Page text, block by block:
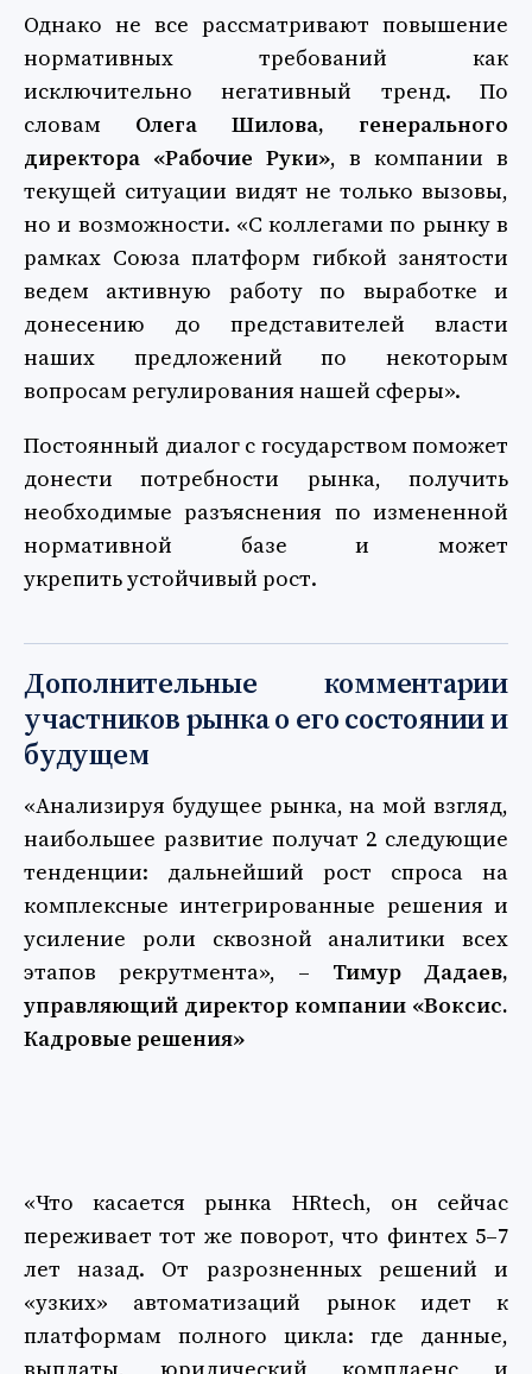
Однако не все рассматривают повышение
нормативных требований как
исключительно негативный тренд. По
словам Олега Шилова,
генерального
директора «Рабочие Руки», в компании в
текущей ситуации видят не только вызовы,
но и возможности. «С коллегами по рынку в
рамках Союза платформ гибкой занятости
ведем активную работу по выработке и
донесению до представителей власти
наших предложений по некоторым
вопросам регулирования нашей сферы».
Постоянный диалог с государством поможет
донести потребности рынка, получить
необходимые разъяснения по измененной
нормативной базе и может
укрепить устойчивый рост.
Дополнительные комментарии
участников рынка о его состоянии и
будущем
«Анализируя будущее рынка, на мой взгляд,
наибольшее развитие получат 2 следующие
тенденции: дальнейший рост спроса на
комплексные интегрированные решения и
усиление роли сквозной аналитики всех
этапов рекрутмента», – Тимур Дадаев,
управляющий директор компании «Воксис.
Кадровые решения»
«Что касается рынка HRtech, он сейчас
переживает тот же поворот, что финтех 5–7
лет назад. От разрозненных решений и
«узких» автоматизаций рынок идет к
платформам полного цикла: где данные,